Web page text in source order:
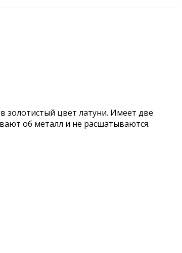
золотистый цвет латуни. Имеет две
об металл и не расшатываются.